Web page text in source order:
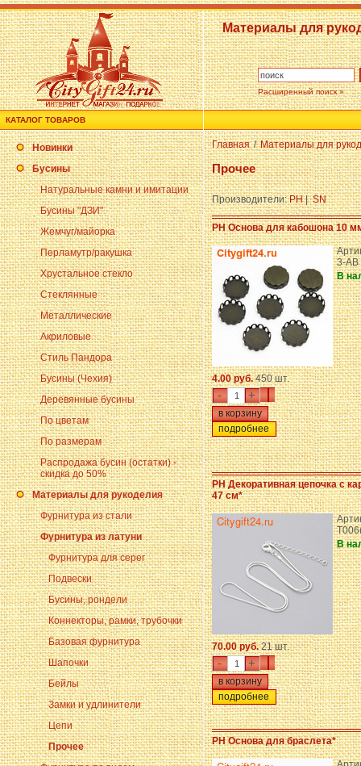
Материалы для
Расширенный поиск »
КАТАЛОГ ТОВАРОВ
Новинки
Бусины
Натуральные камни и имитации
Бусины "ДЗИ"
Жемчуг/майорка
Перламутр/ракушка
Хрустальное стекло
Стеклянные
Металлические
Акриловые
Стиль Пандора
Бусины (Чехия)
Деревянные бусины
По цветам
По размерам
Распродажа бусин (остатки) -
скидка до 50%
Материалы для рукоделия
Фурнитура из стали
Фурнитура из латуни
Фурнитура для серег
Подвески
Бусины, рондели
Коннекторы, рамки, трубочки
Базовая фурнитура
Шапочки
Бейлы
Замки и удлинители
Цепи
Прочее
Главная / Материалы для
Прочее
Производители:PH| SN
PH Основа для кабошона 10
3-AB
В
4.00 руб.450 шт.
- +
подробнее
PH Декоративная цепочка с
47 см*
В
70.00 руб.21 шт.
- +
подробнее
PH Основа для браслета*